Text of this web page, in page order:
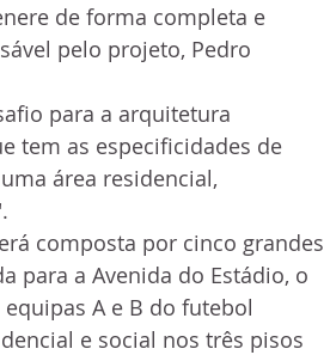
de forma completa e
pelo projeto, Pedro
para a arquitetura
tem as especificidades de
área residencial,
composta por cinco grandes
para a Avenida do Estádio, o
A e B do futebol
e social nos três pisos